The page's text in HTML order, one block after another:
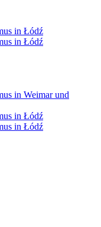
in Łódź
in Łódź
in Weimar und
in Łódź
in Łódź